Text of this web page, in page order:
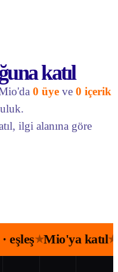
katıl
0 üye ve 0 içerik
ilgi alanına göre
eşleş★Mio'ya katıl★